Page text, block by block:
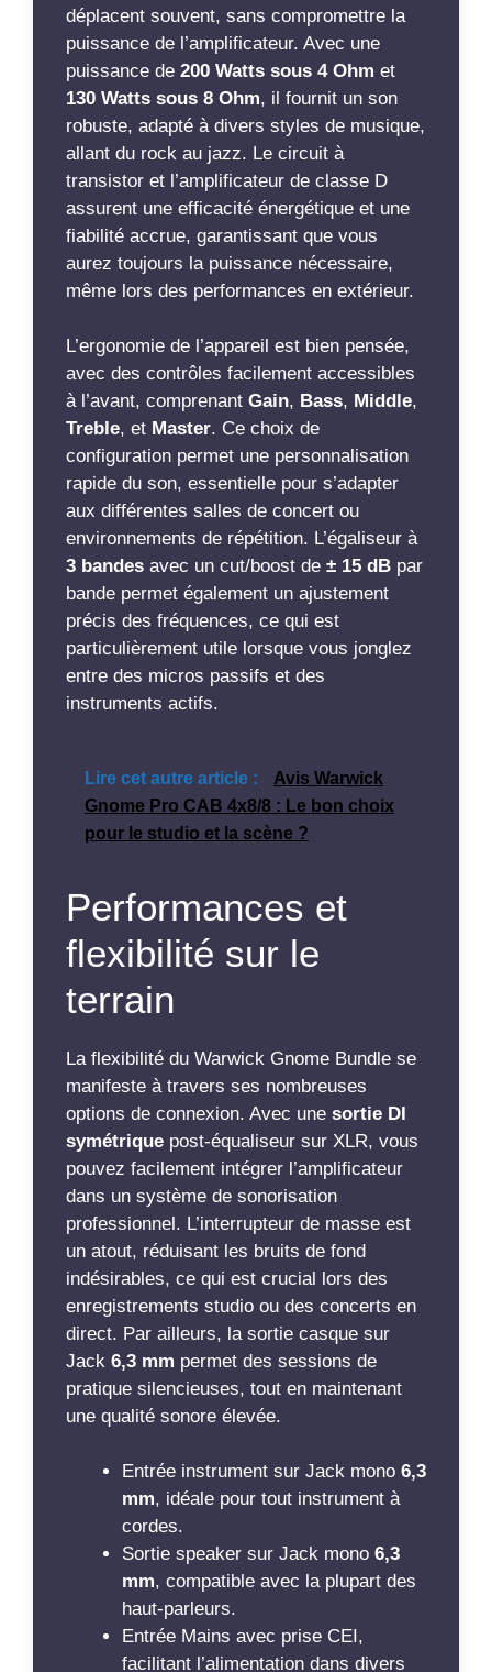
déplacent souvent, sans compromettre la
puissance de l’amplificateur. Avec une
puissance de 200 Watts sous 4 Ohm et
130 Watts sous 8 Ohm, il fournit un son
robuste, adapté à divers styles de musique,
allant du rock au jazz. Le circuit à
transistor et l’amplificateur de classe D
assurent une efficacité énergétique et une
fiabilité accrue, garantissant que vous
aurez toujours la puissance nécessaire,
même lors des performances en extérieur.
L’ergonomie de l’appareil est bien pensée,
avec des contrôles facilement accessibles
à l’avant, comprenant Gain, Bass, Middle,
Treble, et Master. Ce choix de
configuration permet une personnalisation
rapide du son, essentielle pour s’adapter
aux différentes salles de concert ou
environnements de répétition. L’égaliseur à
3 bandes avec un cut/boost de ± 15 dB par
bande permet également un ajustement
précis des fréquences, ce qui est
particulièrement utile lorsque vous jonglez
entre des micros passifs et des
instruments actifs.
Lire cet autre article :
Avis Warwick
Gnome Pro CAB 4x8/8 : Le bon choix
pour le studio et la scène ?
Performances et
flexibilité sur le
terrain
La flexibilité du Warwick Gnome Bundle se
manifeste à travers ses nombreuses
options de connexion. Avec une sortie DI
symétrique post-équaliseur sur XLR, vous
pouvez facilement intégrer l’amplificateur
dans un système de sonorisation
professionnel. L’interrupteur de masse est
un atout, réduisant les bruits de fond
indésirables, ce qui est crucial lors des
enregistrements studio ou des concerts en
direct. Par ailleurs, la sortie casque sur
Jack 6,3 mm permet des sessions de
pratique silencieuses, tout en maintenant
une qualité sonore élevée.
Entrée instrument sur Jack mono 6,3
mm, idéale pour tout instrument à
cordes.
Sortie speaker sur Jack mono 6,3
mm, compatible avec la plupart des
haut-parleurs.
Entrée Mains avec prise CEI,
facilitant l’alimentation dans divers